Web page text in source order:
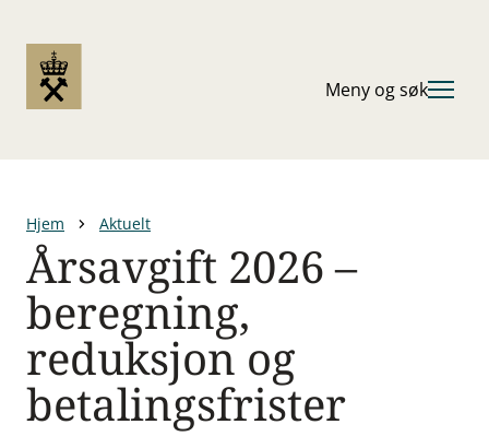
hovedinnhold
Meny og søk
Navigasjonssti
Hjem Aktuelt
Årsavgift 2026 –
beregning,
reduksjon og
betalingsfrister